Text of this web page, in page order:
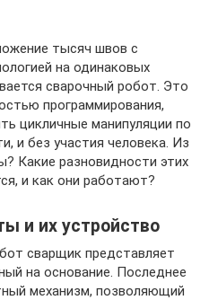
тысяч швов с
на одинаковых
сварочный робот. Это
программирования,
цикличные манипуляции по
и без участия человека. Из
Какие разновидности этих
и как они работают?
и их устройство
сварщик представляет
на основание. Последнее
механизм, позволяющий